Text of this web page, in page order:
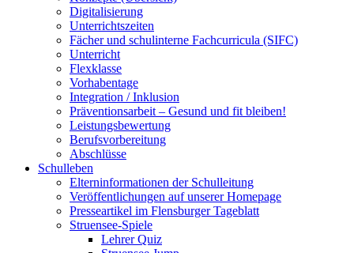
Digitalisierung
Unterrichtszeiten
Fächer und schulinterne Fachcurricula (SIFC)
Unterricht
Flexklasse
Vorhabentage
Integration / Inklusion
Präventionsarbeit – Gesund und fit bleiben!
Leistungsbewertung
Berufsvorbereitung
Abschlüsse
Schulleben
Elterninformationen der Schulleitung
Veröffentlichungen auf unserer Homepage
Presseartikel im Flensburger Tageblatt
Struensee-Spiele
Lehrer Quiz